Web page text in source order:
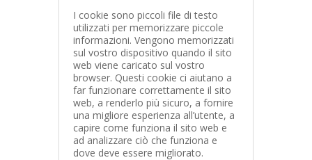
I cookie sono piccoli file di testo
utilizzati per memorizzare piccole
informazioni. Vengono memorizzati
sul vostro dispositivo quando il sito
web viene caricato sul vostro
browser. Questi cookie ci aiutano a
far funzionare correttamente il sito
web, a renderlo più sicuro, a fornire
una migliore esperienza all’utente, a
capire come funziona il sito web e
ad analizzare ciò che funziona e
dove deve essere migliorato.